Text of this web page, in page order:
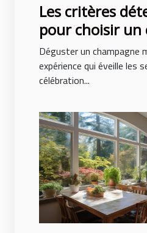
Les critères
pour choisir un
millésimé de
Déguster un champagne
expérience qui éveille les
célébration...